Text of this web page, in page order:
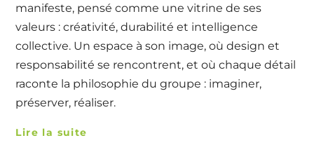
manifeste, pensé comme une vitrine de ses
valeurs : créativité, durabilité et intelligence
collective. Un espace à son image, où design et
responsabilité se rencontrent, et où chaque détail
raconte la philosophie du groupe : imaginer,
préserver, réaliser.
Lire la suite